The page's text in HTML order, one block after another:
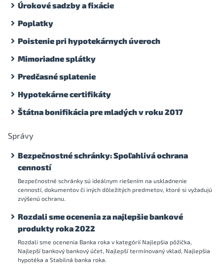
Úrokové sadzby a fixácie
Poplatky
Poistenie pri hypotekárnych úveroch
Mimoriadne splátky
Predčasné splatenie
Hypotekárne certifikáty
Štátna bonifikácia pre mladých v roku 2017
Správy
Bezpečnostné schránky: Spoľahlivá ochrana
cenností
Bezpečnostné schránky sú ideálnym riešením na uskladnenie
cenností, dokumentov či iných dôležitých predmetov, ktoré si vyžadujú
zvýšenú ochranu.
Rozdali sme ocenenia za najlepšie bankové
produkty roka 2022
Rozdali sme ocenenia Banka roka v kategórií Najlepšia pôžička,
Najlepší bankový bankový účet, Najlepší termínovaný vklad, Najlepšia
hypotéka a Stabilná banka roka.